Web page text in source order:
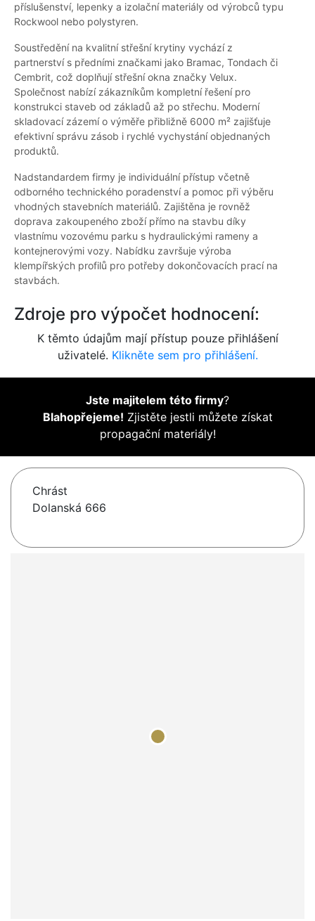
příslušenství, lepenky a izolační materiály od výrobců typu
Rockwool nebo polystyren.
Soustředění na kvalitní střešní krytiny vychází z
partnerství s předními značkami jako Bramac, Tondach či
Cembrit, což doplňují střešní okna značky Velux.
Společnost nabízí zákazníkům kompletní řešení pro
konstrukci staveb od základů až po střechu. Moderní
skladovací zázemí o výměře přibližně 6000 m² zajišťuje
efektivní správu zásob i rychlé vychystání objednaných
produktů.
Nadstandardem firmy je individuální přístup včetně
odborného technického poradenství a pomoc při výběru
vhodných stavebních materiálů. Zajištěna je rovněž
doprava zakoupeného zboží přímo na stavbu díky
vlastnímu vozovému parku s hydraulickými rameny a
kontejnerovými vozy. Nabídku završuje výroba
klempířských profilů pro potřeby dokončovacích prací na
stavbách.
Zdroje pro výpočet hodnocení:
K těmto údajům mají přístup pouze přihlášení
uživatelé. Klikněte sem pro přihlášení.
Jste majitelem této firmy?
Blahopřejeme! Zjistěte jestli můžete získat
propagační materiály!
Chrást
Dolanská 666